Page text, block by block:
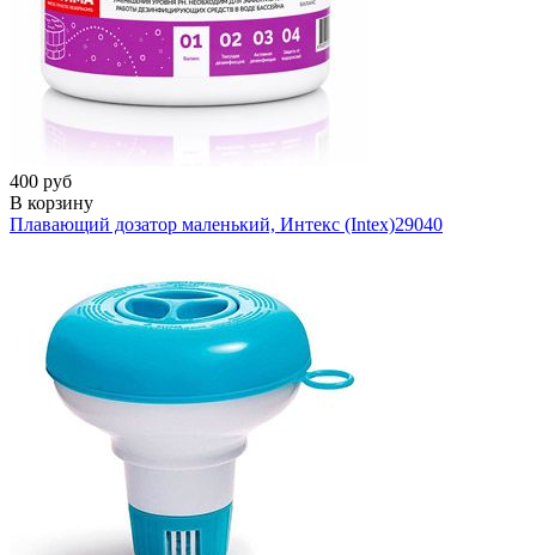
400 руб
В корзину
Плавающий дозатор маленький, Интекс (Intex)29040